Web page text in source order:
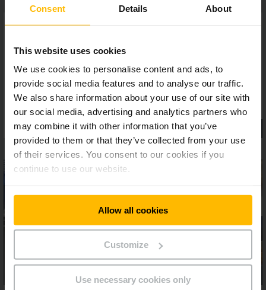
Consent Details About
This website uses cookies
We use cookies to personalise content and ads, to
provide social media features and to analyse our traffic.
We also share information about your use of our site with
our social media, advertising and analytics partners who
may combine it with other information that you’ve
provided to them or that they’ve collected from your use
of their services. You consent to our cookies if you
continue to use our website.
Allow all cookies
Customize
Use necessary cookies only